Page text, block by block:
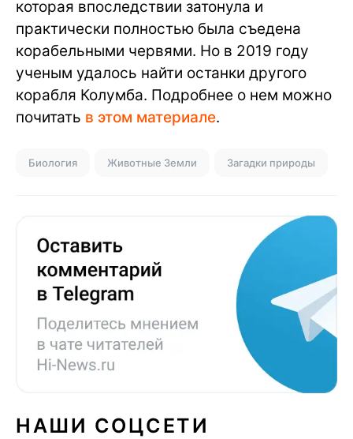
которая впоследствии затонула и
практически полностью была съедена
корабельными червями. Но в 2019 году
ученым удалось найти останки другого
корабля Колумба. Подробнее о нем можно
почитать в этом материале.
Биология Животные Земли Загадки природы
НАШИ СОЦСЕТИ